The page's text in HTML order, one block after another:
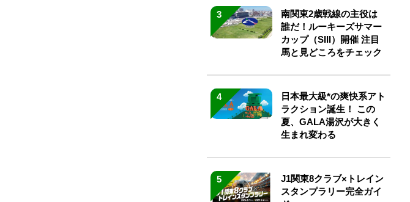
3
南関東2歳戦線の主役は
誰だ！ルーキーズサマー
カップ（SIII）開催 注目
馬と見どころをチェック
4
日本最大級*の爽快系アト
ラクション誕生！ この
夏、GALA湯沢が大きく
生まれ変わる
5
J1関東8クラブ×トレイン
スタンプラリー完全ガイ